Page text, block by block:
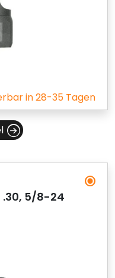
in 28-35 Tagen
.30, 5/8-24